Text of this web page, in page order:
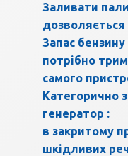
Заливати
дозволяється
Запас
потрібно
самого
Категорично
генератор :
в закритому
шкідливих